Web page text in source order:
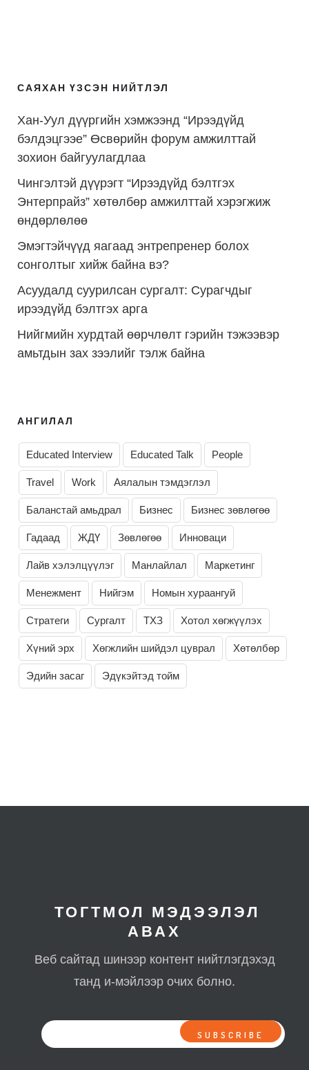
САЯХАН ҮЗСЭН НИЙТЛЭЛ
Хан-Уул дүүргийн хэмжээнд “Ирээдүйд
бэлдэцгээе” Өсвөрийн форум амжилттай
зохион байгуулагдлаа
Чингэлтэй дүүрэгт “Ирээдүйд бэлтгэх
Энтерпрайз” хөтөлбөр амжилттай хэрэгжиж
өндөрлөлөө
Эмэгтэйчүүд яагаад энтрепренер болох
сонголтыг хийж байна вэ?
Асуудалд суурилсан сургалт: Сурагчдыг
ирээдүйд бэлтгэх арга
Нийгмийн хурдтай өөрчлөлт гэрийн тэжээвэр
амьтдын зах зээлийг тэлж байна
АНГИЛАЛ
Educated Interview Educated Talk People
Travel Work Аялалын тэмдэглэл
Баланстай амьдрал Бизнес Бизнес зөвлөгөө
Гадаад ЖДҮ Зөвлөгөө Инноваци
Лайв хэлэлцүүлэг Манлайлал Маркетинг
Менежмент Нийгэм Номын хураангуй
Стратеги Сургалт ТХЗ Хотол хөгжүүлэх
Хүний эрх Хөгжлийн шийдэл цуврал Хөтөлбөр
Эдийн засаг Эдүкэйтэд тойм
ТОГТМОЛ МЭДЭЭЛЭЛ
АВАХ
Веб сайтад шинээр контент нийтлэгдэхэд
танд и-мэйлээр очих болно.